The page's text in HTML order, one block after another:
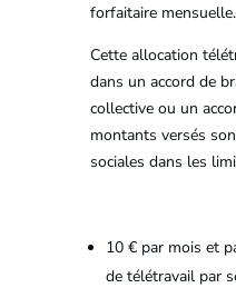
forfaitaire mensuelle.
Cette allocation
dans un accord de
collective ou un
montants versés
sociales dans les
10 € par mois et
de télétravail par